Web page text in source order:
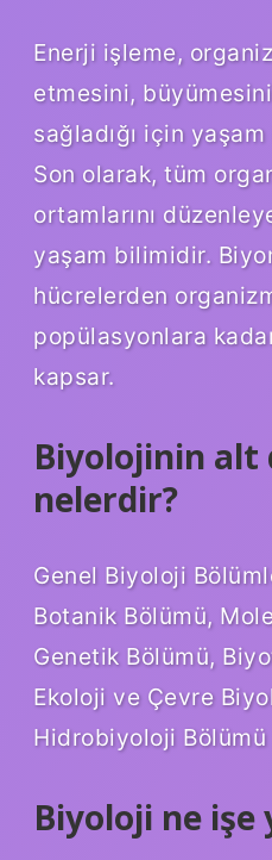
Enerji işleme,
etmesini,
sağladığı için
Son olarak, tüm
ortamlarını
yaşam bilimidir.
hücrelerden
popülasyonlara
kapsar.
Biyolojinin alt
nelerdir?
Genel Biyoloji
Botanik Bölümü,
Genetik Bölümü,
Ekoloji ve Çevre
Hidrobiyoloji Bölümü
Biyoloji ne işe